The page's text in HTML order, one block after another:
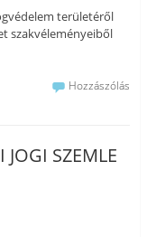
területéről
szakvéleményeiből
Hozzászólás
JOGI SZEMLE